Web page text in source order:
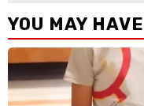
YOU MAY